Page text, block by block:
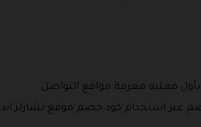
فعليه معرفة مواقع التواصل
عبر استخدام كود خصم موقع تشارلز اند